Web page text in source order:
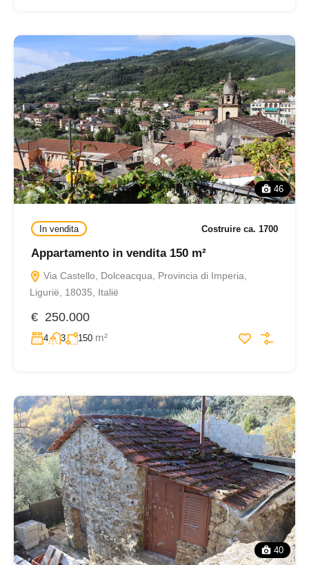
46
In vendita Costruire ca. 1700
Appartamento in vendita 150 m²
Via Castello, Dolceacqua, Provincia di Imperia,
Ligurië, 18035, Italië
€ 250.000
4 3 150 m²
40